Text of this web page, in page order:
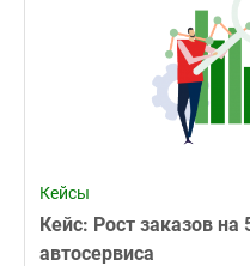
Кейсы
Кейс: Рост заказов
автосервиса